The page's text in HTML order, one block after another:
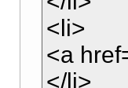
<li>
<a
</li>